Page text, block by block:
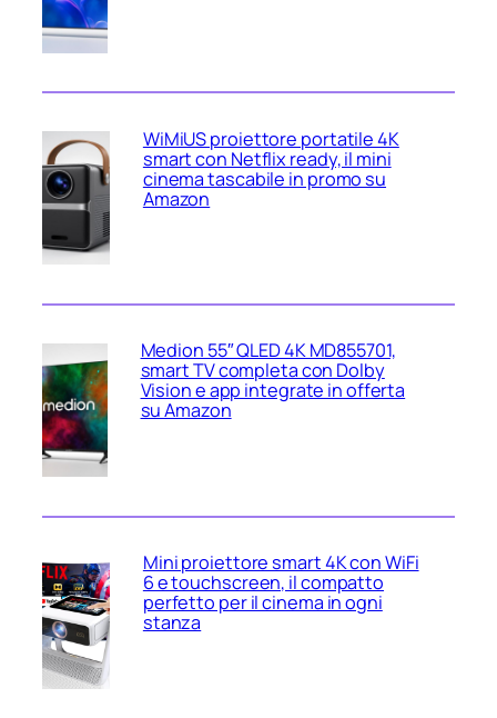
WiMiUS proiettore portatile 4K
smart con Netflix ready, il mini
cinema tascabile in promo su
Amazon
Medion 55″ QLED 4K MD855701,
smart TV completa con Dolby
Vision e app integrate in offerta
su Amazon
Mini proiettore smart 4K con WiFi
6 e touchscreen, il compatto
perfetto per il cinema in ogni
stanza